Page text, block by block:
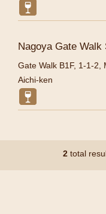
Nagoya Gate Walk
Gate Walk B1F, 1-1-2,
Aichi-ken
2 total